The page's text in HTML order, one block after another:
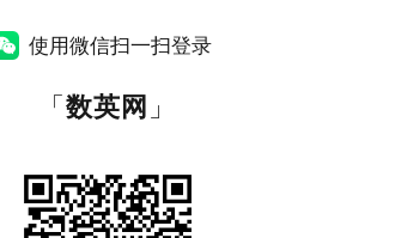
使用微信扫一扫登录
「数英网 」